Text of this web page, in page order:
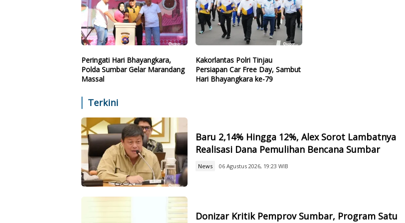
Peringati Hari Bhayangkara,
Polda Sumbar Gelar Marandang
Massal
Kakorlantas Polri Tinjau
Persiapan Car Free Day, Sambut
Hari Bhayangkara ke-79
Terkini
Baru 2,14% Hingga 12%, Alex Sorot Lambatnya
Realisasi Dana Pemulihan Bencana Sumbar
News 06 Agustus 2026, 19:23 WIB
Donizar Kritik Pemprov Sumbar, Program Satu